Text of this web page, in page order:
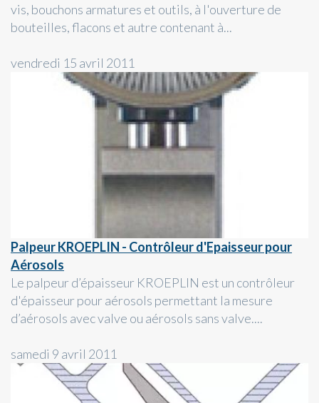
vis, bouchons armatures et outils, à l'ouverture de
bouteilles, flacons et autre contenant à...
vendredi 15 avril 2011
Palpeur KROEPLIN - Contrôleur d'Epaisseur pour
Aérosols
Le palpeur d’épaisseur KROEPLIN est un contrôleur
d'épaisseur pour aérosols permettant la mesure
d’aérosols avec valve ou aérosols sans valve....
samedi 9 avril 2011